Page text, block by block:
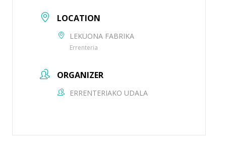
LOCATION
LEKUONA FABRIKA
Errenteria
ORGANIZER
ERRENTERIAKO UDALA